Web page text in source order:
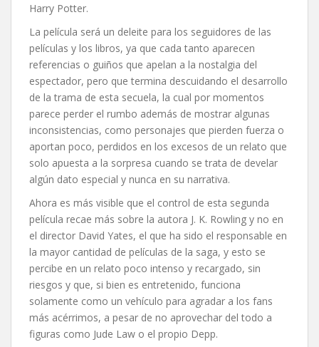
Harry Potter.
La película será un deleite para los seguidores de las
películas y los libros, ya que cada tanto aparecen
referencias o guiños que apelan a la nostalgia del
espectador, pero que termina descuidando el desarrollo
de la trama de esta secuela, la cual por momentos
parece perder el rumbo además de mostrar algunas
inconsistencias, como personajes que pierden fuerza o
aportan poco, perdidos en los excesos de un relato que
solo apuesta a la sorpresa cuando se trata de develar
algún dato especial y nunca en su narrativa.
Ahora es más visible que el control de esta segunda
película recae más sobre la autora J. K. Rowling y no en
el director David Yates, el que ha sido el responsable en
la mayor cantidad de películas de la saga, y esto se
percibe en un relato poco intenso y recargado, sin
riesgos y que, si bien es entretenido, funciona
solamente como un vehículo para agradar a los fans
más acérrimos, a pesar de no aprovechar del todo a
figuras como Jude Law o el propio Depp.